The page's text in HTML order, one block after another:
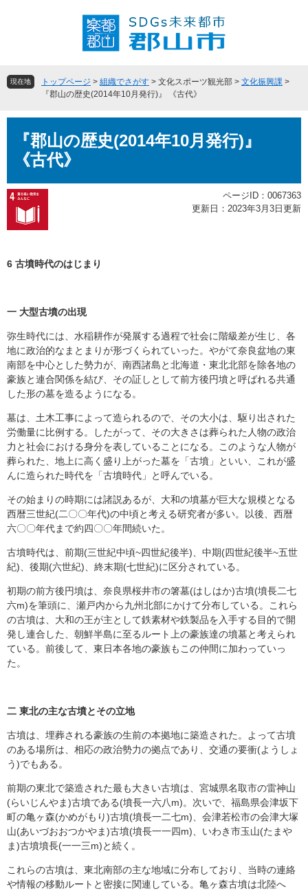
頭
飛現在地 トップページ > 組織でさがす > 文化スポーツ観光部 > 文化振興課 >
『郡山の歴史(2014年10月発行)』 《古代》
『郡山の歴史(2014年10月発行)』
《古代》
ページID：0067363
更新日：2023年3月3日更新
6 古墳時代のはじまり
一 大型古墳の出現
弥生時代には、水稲耕作が発展する過程で社会に階級差が生じ、各
地に政治的なまとまりが形づくられていった。やがて奈良盆地の東
南部を中心とした勢力が、南西諸島と北海道・東北北部を除各地の
豪族と連合関係を結び、その証しとして前方後円墳と呼ばれる共通
した形の墓を造るようになる。
墓は、土木工事によって造られるので、その大小は、駆り出された
労働量に比例する。したがって、その大きさは葬られた人物の政治
力と社会における身分を表していることになる。このような人物が
葬られた、地上に高く盛り上がった墓を「古墳」といい、これが盛
んに造られた時代を「古墳時代」と呼んでいる。
その始まりの時期には諸説あるが、大和の墳墓が巨大な規模となる
西暦三世紀(二〇〇年代)の中頃と考える研究者が多い。以後、西暦
六〇〇年代まで約四〇〇年間続いた。
古墳時代は、前期(三世紀中頃~四世紀後半)、中期(四世紀後半~五世
紀)、後期(六世紀)、終末期(七世紀)に区分されている。
初期の前方後円墳は、奈良県桜井市の箸墓(はしはか)古墳(墳長二七
六m)を筆頭に、瀬戸内から九州北部にかけて分布している。これら
の古墳は、大和の王が主として鉄素材や鉄製品を入手する目的で開
発し連合した、朝鮮半島に至るルート上の豪族達の墳墓と考えられ
ている。前後して、東日本各地の豪族もこの仲間に加わっていっ
た。
二 東北の主な古墳とその立地
古墳は、埋葬される豪族の生前の本拠地に築造された。よって古墳
のある場所は、相応の政治勢力の拠点であり、交通の要衝(ようしょ
う)でもある。
前期の東北で築造された最も大きい古墳は、宮城県名取市の雷神山
(らいじんやま)古墳である(墳長一六八m)。次いで、福島県会津坂下
町の亀ヶ森(かめがもり)古墳(墳長一二七m)、会津若松市の会津大塚
山(あいづおおつかやま)古墳(墳長一一四m)、いわき市玉山(たまや
ま)古墳墳長(一一三m)と続く。
これらの古墳は、東北南部の主な地域に分布しており、当時の連絡
や情報の移動ルートと密接に関連している。亀ヶ森古墳は北陸へ